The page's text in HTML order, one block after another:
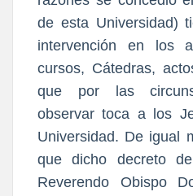
de esta Universidad)
intervención en los
cursos, Cátedras,
que por las
observar toca a los
Universidad. De igual
que dicho decreto
Reverendo Obispo